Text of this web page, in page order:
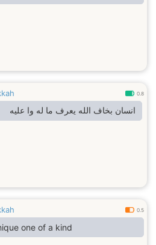
0.8
انسان بخاف الله يعرف ما له وا عليه
0.5
one of a kind